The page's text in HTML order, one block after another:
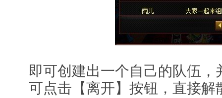
即可创建出一个自己的队伍，
可点击【离开】按钮，直接解